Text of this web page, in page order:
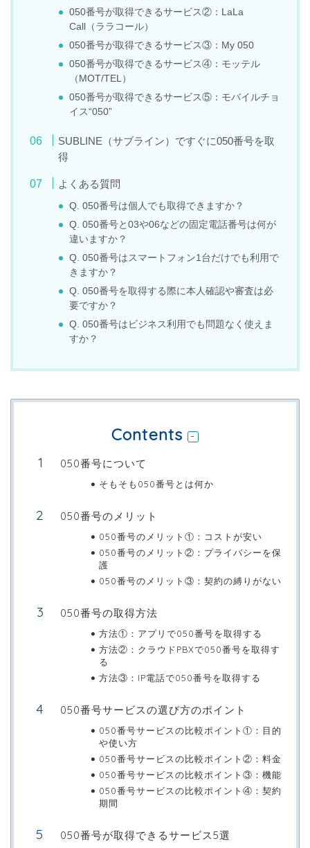
050番号が取得できるサービス②：LaLa
Call（ララコール）
050番号が取得できるサービス③：My 050
050番号が取得できるサービス④：モッテル
（MOT/TEL）
050番号が取得できるサービス⑤：モバイルチョ
イス“050”
SUBLINE（サブライン）ですぐに050番号を取
得
よくある質問
Q. 050番号は個人でも取得できますか？
Q. 050番号と03や06などの固定電話番号は何が
違いますか？
Q. 050番号はスマートフォン1台だけでも利用で
きますか？
Q. 050番号を取得する際に本人確認や審査は必
要ですか？
Q. 050番号はビジネス利用でも問題なく使えま
すか？
Contents
050番号について
そもそも050番号とは何か
050番号のメリット
050番号のメリット①：コストが安い
050番号のメリット②：プライバシーを保
護
050番号のメリット③：契約の縛りがない
050番号の取得方法
方法①：アプリで050番号を取得する
方法②：クラウドPBXで050番号を取得す
る
方法③：IP電話で050番号を取得する
050番号サービスの選び方のポイント
050番号サービスの比較ポイント①：目的
や使い方
050番号サービスの比較ポイント②：料金
050番号サービスの比較ポイント③：機能
050番号サービスの比較ポイント④：契約
期間
050番号が取得できるサービス5選